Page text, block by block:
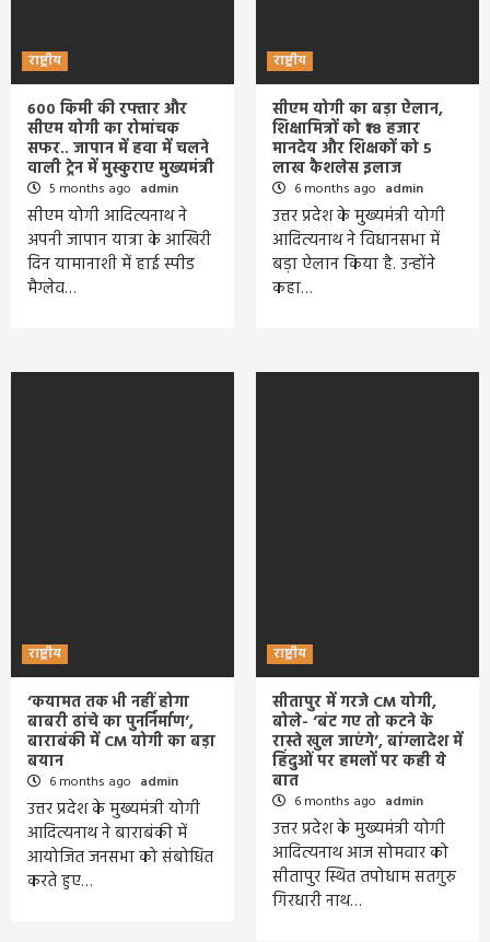
राष्ट्रीय
600 किमी की रफ्तार और
सीएम योगी का रोमांचक
सफर.. जापान में हवा में चलने
वाली ट्रेन में मुस्कुराए मुख्यमंत्री
5 months ago admin
सीएम योगी आदित्यनाथ ने
अपनी जापान यात्रा के आखिरी
दिन यामानाशी में हाई स्पीड
मैग्लेव…
राष्ट्रीय
सीएम योगी का बड़ा ऐलान,
शिक्षामित्रों को ₹18 हजार
मानदेय और शिक्षकों को 5
लाख कैशलेस इलाज
6 months ago admin
उत्तर प्रदेश के मुख्यमंत्री योगी
आदित्यनाथ ने विधानसभा में
बड़ा ऐलान किया है. उन्होंने
कहा…
राष्ट्रीय
‘कयामत तक भी नहीं होगा
बाबरी ढांचे का पुनर्निर्माण’,
बाराबंकी में CM योगी का बड़ा
बयान
6 months ago admin
उत्तर प्रदेश के मुख्यमंत्री योगी
आदित्यनाथ ने बाराबंकी में
आयोजित जनसभा को संबोधित
करते हुए…
राष्ट्रीय
सीतापुर में गरजे CM योगी,
बोले- ‘बंट गए तो कटने के
रास्ते खुल जाएंगे’, बांग्लादेश में
हिंदुओं पर हमलों पर कही ये
बात
6 months ago admin
उत्तर प्रदेश के मुख्यमंत्री योगी
आदित्यनाथ आज सोमवार को
सीतापुर स्थित तपोधाम सतगुरु
गिरधारी नाथ…